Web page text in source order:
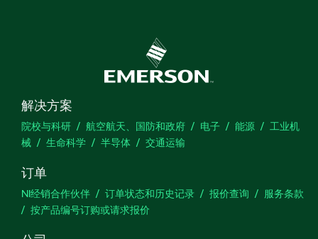
解决方案
院校与科研 航空航天、国防和政府 电子 能源
工业机
械
生命科学 半导体 交通运输
订单
NI经销合作伙伴 订单状态和历史记录 报价查询
服务条款
按产品编号订购或请求报价